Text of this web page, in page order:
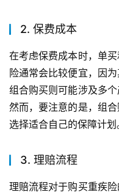
2. 保费成本
在考虑保费成本时，单
险通常会比较便宜，因
组合购买则可能涉及多个
然而，要注意的是，组合
选择适合自己的保障计划
3. 理赔流程
理赔流程对于购买重疾